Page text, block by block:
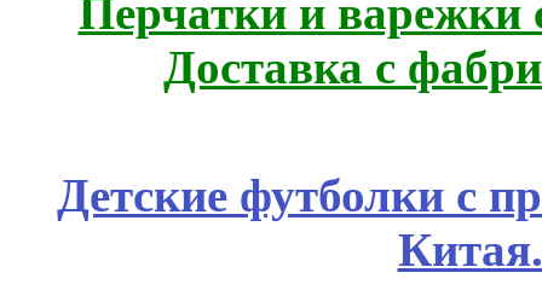
Перчатки и варежки
Доставка с
Детские футболки с